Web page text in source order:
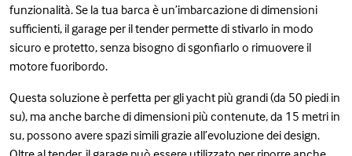
funzionalità. Se la tua barca è un’imbarcazione di dimensioni
sufficienti, il garage per il tender permette di stivarlo in modo
sicuro e protetto, senza bisogno di sgonfiarlo o rimuovere il
motore fuoribordo.
Questa soluzione è perfetta per gli yacht più grandi (da 50 piedi in
su), ma anche barche di dimensioni più contenute, da 15 metri in
su, possono avere spazi simili grazie all’evoluzione dei design.